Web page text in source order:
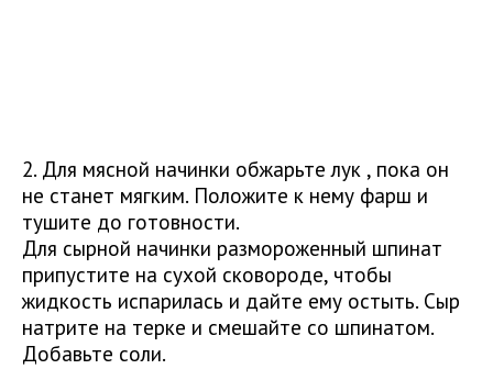
2. Для мясной начинки обжарьте лук , пока он
не станет мягким. Положите к нему фарш и
тушите до готовности.
Для сырной начинки размороженный шпинат
припустите на сухой сковороде, чтобы
жидкость испарилась и дайте ему остыть. Сыр
натрите на терке и смешайте со шпинатом.
Добавьте соли.